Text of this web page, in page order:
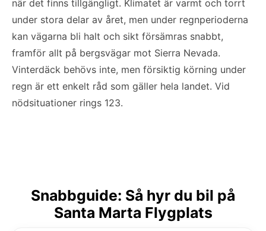
när det finns tillgängligt. Klimatet är varmt och torrt
under stora delar av året, men under regnperioderna
kan vägarna bli halt och sikt försämras snabbt,
framför allt på bergsvägar mot Sierra Nevada.
Vinterdäck behövs inte, men försiktig körning under
regn är ett enkelt råd som gäller hela landet. Vid
nödsituationer rings 123.
Snabbguide: Så hyr du bil på
Santa Marta Flygplats